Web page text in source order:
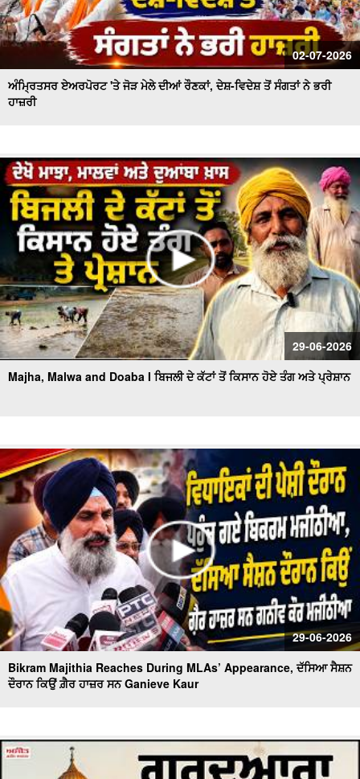
02-07-2026
ਅੰਮ੍ਰਿਤਸਰ ਏਅਰਪੋਰਟ 'ਤੇ ਜੋੜ ਮੇਲੇ ਦੀਆਂ ਰੌਣਕਾਂ, ਦੇਸ਼-ਵਿਦੇਸ਼ ਤੋਂ ਸੰਗਤਾਂ ਨੇ ਭਰੀ
ਹਾਜ਼ਰੀ
29-06-2026
Majha, Malwa and Doaba I ਬਿਜਲੀ ਦੇ ਕੱਟਾਂ ਤੋਂ ਕਿਸਾਨ ਹੋਏ ਤੰਗ ਅਤੇ ਪ੍ਰੇਸ਼ਾਨ
29-06-2026
Bikram Majithia Reaches During MLAs’ Appearance, ਦੱਸਿਆ ਸੈਸ਼ਨ
ਦੌਰਾਨ ਕਿਉਂ ਗ਼ੈਰ ਹਾਜ਼ਰ ਸਨ Ganieve Kaur